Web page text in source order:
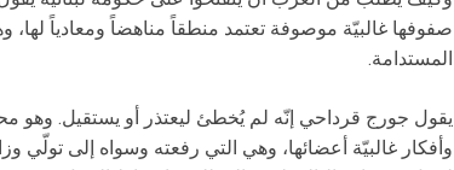
صفوفها غالبيّة موصوفة تعتمد منطقاً مناهضاً ومعادياً لها،
المستدامة.
يقول جورج قرداحي إنّه لم يُخطئ ليعتذر أو يستقيل. وهو
وأفكار غالبيّة أعضائها، وهي التي رفعته وسواه إلى